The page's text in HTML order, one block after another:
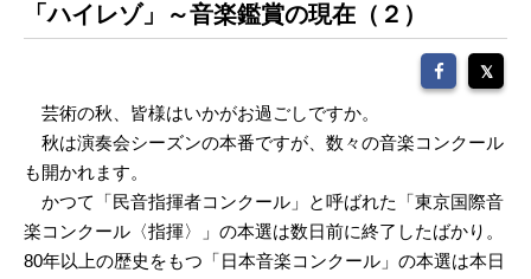
「ハイレゾ」～音楽鑑賞の現在（２）
芸術の秋、皆様はいかがお過ごしですか。
秋は演奏会シーズンの本番ですが、数々の音楽コンクール
も開かれます。
かつて「民音指揮者コンクール」と呼ばれた「東京国際音
楽コンクール〈指揮〉」の本選は数日前に終了したばかり。
80年以上の歴史をもつ「日本音楽コンクール」の本選は本日